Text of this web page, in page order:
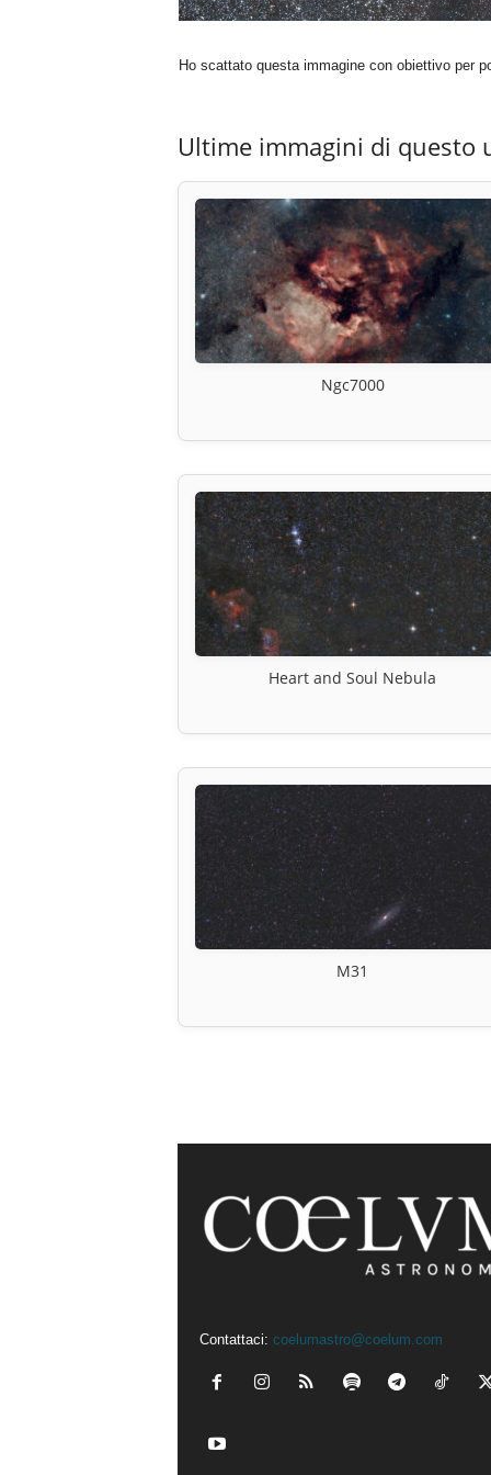
Ho scattato questa immagine con obiettivo per
Ultime immagini di questo
Ngc7000
Heart and Soul Nebula
M31
Contattaci: coelumastro@coelum.com